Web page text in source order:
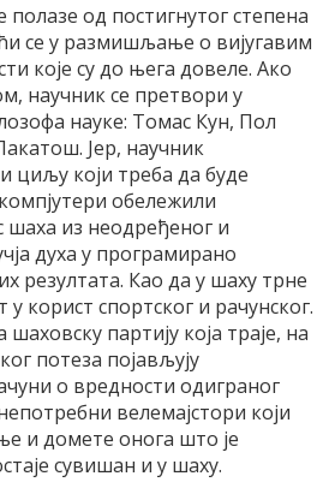
од постигнутог степена
се у размишљање о вијугавим
које су до њега довеле. Ако
научник се претвори у
науке: Томас Кун, Пол
Јер, научник
циљу који треба да буде
обележили
из неодређеног и
духа у програмирано
резултата. Као да у шаху трне
корист спортског и рачунског.
партију која траје, на
потеза појављују
о вредности одиграног
велемајстори који
и домете онога што је
сувишан и у шаху.